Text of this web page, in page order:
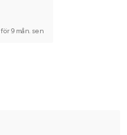
för 9 mån. sen